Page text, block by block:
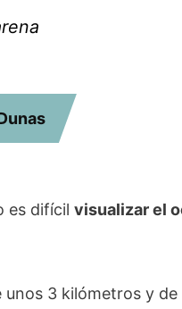
es difícil visualizar el
3 kilómetros y